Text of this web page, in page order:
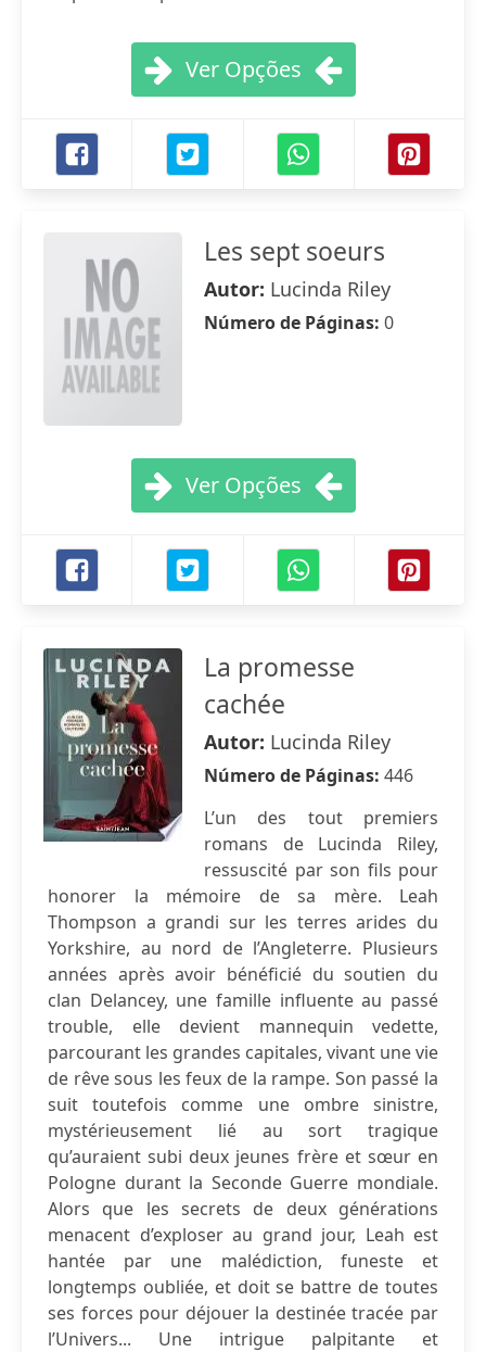
Ver Opções
Les sept soeurs
Autor: Lucinda Riley
Número de Páginas: 0
Ver Opções
La promesse
cachée
Autor: Lucinda Riley
Número de Páginas: 446
L’un des tout premiers
romans de Lucinda Riley,
ressuscité par son fils pour
honorer la mémoire de sa mère. Leah
Thompson a grandi sur les terres arides du
Yorkshire, au nord de l’Angleterre. Plusieurs
années après avoir bénéficié du soutien du
clan Delancey, une famille influente au passé
trouble, elle devient mannequin vedette,
parcourant les grandes capitales, vivant une vie
de rêve sous les feux de la rampe. Son passé la
suit toutefois comme une ombre sinistre,
mystérieusement lié au sort tragique
qu’auraient subi deux jeunes frère et sœur en
Pologne durant la Seconde Guerre mondiale.
Alors que les secrets de deux générations
menacent d’exploser au grand jour, Leah est
hantée par une malédiction, funeste et
longtemps oubliée, et doit se battre de toutes
ses forces pour déjouer la destinée tracée par
l’Univers... Une intrigue palpitante et